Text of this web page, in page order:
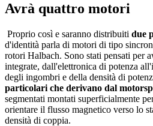
Avrà quattro motori
Proprio così e saranno distribuiti due
d'identità parla di motori di tipo
rotori Halbach. Sono stati pensati per
integrate, dall'elettronica di potenza
degli ingombri e della densità di
particolari che derivano dal
segmentati montati superficialmente
orientare il flusso magnetico verso lo
densità di coppia.